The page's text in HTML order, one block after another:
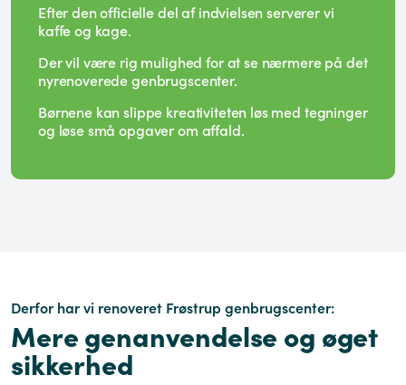
Efter den officielle del af indvielsen serverer vi
kaffe og kage.
Der vil være rig mulighed for at se nærmere på det
nyrenoverede genbrugscenter.
Børnene kan slippe kreativiteten løs med tegninger
og løse små opgaver om affald.
Derfor har vi renoveret Frøstrup genbrugscenter:
Mere genanvendelse og øget
sikkerhed